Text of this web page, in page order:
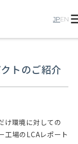
JPEN
トのご紹介
け環境に対しての
工場のLCAレポート